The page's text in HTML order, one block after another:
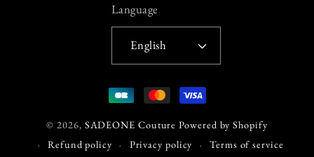
Language
English
Payment
methods
© 2026, SADEONE Couture Powered by Shopify
Refund policy
Privacy policy Terms of service